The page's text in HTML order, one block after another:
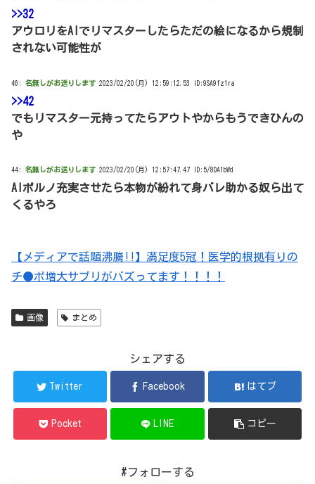
>>32
アウロリをAIでリマスターしたらただの絵になるから規制
されない可能性が
46: 名無しがお送りします 2023/02/20(月) 12:59:12.53 ID:9SA9fz1ra
>>42
でもリマスター元持ってたらアウトやからもうできひんの
や
44: 名無しがお送りします 2023/02/20(月) 12:57:47.47 ID:5/8DA1bWd
AIポルノ充実させたら本物が紛れて身バレ助かる奴ら出て
くるやろ
【メディアで話題沸騰!!】満足度5冠！医学的根拠有りの
チ●ポ増大サプリがバズってます！！！！
画像 まとめ
シェアする
Twitter Facebook はてブ
Pocket LINE コピー
#フォローする